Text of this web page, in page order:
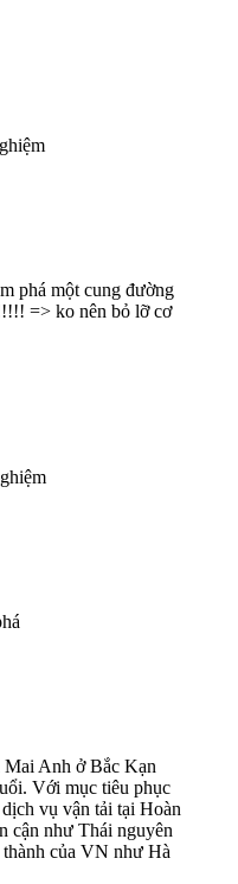
phá một cung đường
=> ko nên bỏ lỡ cơ
Anh ở Bắc Kạn
Với mục tiêu phục
vụ vận tải tại Hoàn
cận như Thái nguyên
thành của VN như Hà